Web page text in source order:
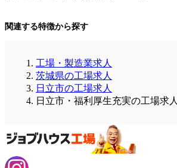
関連する特徴から探す
工場・製造業求人
茨城県の工場求人
日立市の工場求人
日立市・福利厚生充実の工場求人